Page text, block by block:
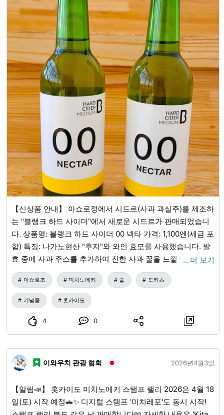
【신상품 안내】 아쇼로정에서 시드르(사과 과실주)를 제조하
는 "블랭크 하드 사이더"에서 새로운 시드르가 판매되었습니
다. 상품명: 블랭크 하드 사이더 00 넥타 가격: 1,100엔(세금 포
함) 특징: 나가노현산 "후지"와 와인 효모를 사용했습니다. 발
효 중에 사과 주스를 추가하여 진한 사과 꿀을 느낄 수 있는 달
콤함이 특징인 시드르입니다. 다른 맛의 시드르보다 알코올
도수가 낮아(5%) 시드르를 마셔본 적이 없는 분들에게도 추천
합니다. 도로휴게소 아쇼로 은하홀 21 샵에서 판매하고 있으
니, 방문하실 때 꼭 체크해 보세요!
… 더 보기
아쇼로조 미치노에키 술 도카츠
기념품 홋카이도
4 0
이와우치 관광 협회 2026년4월3일
【알림📣】 홋카이도 미치노에키 스탬프 랠리 2026은 4월 18
일(토) 시작 예정🚗✨ 디지털 스탬프 '미치레포'도 동시 시작!